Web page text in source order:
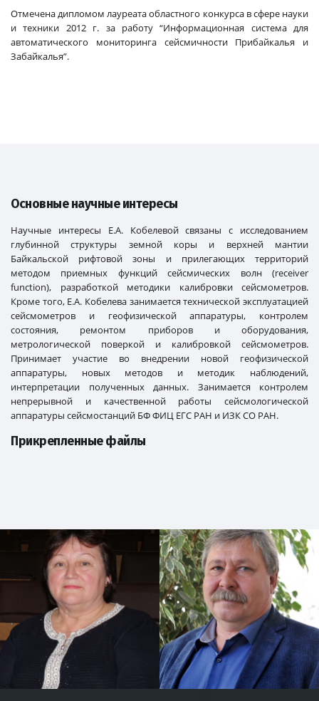
Отмечена дипломом лауреата областного конкурса в сфере науки
и техники 2012 г. за работу “Информационная система для
автоматического мониторинга сейсмичности Прибайкалья и
Забайкалья”.
Основные научные интересы
Научные интересы Е.А. Кобелевой связаны с исследованием
глубинной структуры земной коры и верхней мантии
Байкальской рифтовой зоны и прилегающих территорий
методом приемных функций сейсмических волн (recеiver
function), разработкой методики калибровки сейсмометров.
Кроме того, Е.А. Кобелева занимается технической эксплуатацией
сейсмометров и геофизической аппаратуры, контролем
состояния, ремонтом приборов и оборудования,
метрологической поверкой и калибровкой сейсмометров.
Принимает участие во внедрении новой геофизической
аппаратуры, новых методов и методик наблюдений,
интерпретации полученных данных. Занимается контролем
непрерывной и качественной работы сейсмологической
аппаратуры сейсмостанций БФ ФИЦ ЕГС РАН и ИЗК СО РАН.
Прикрепленные файлы